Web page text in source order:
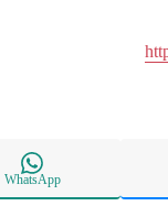
WhatsApp